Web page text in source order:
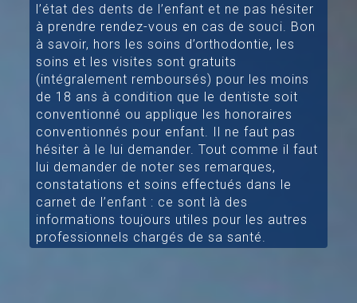
l’état des dents de l’enfant et ne pas hésiter
à prendre rendez-vous en cas de souci. Bon
à savoir, hors les soins d’orthodontie, les
soins et les visites sont gratuits
(intégralement remboursés) pour les moins
de 18 ans à condition que le dentiste soit
conventionné ou applique les honoraires
conventionnés pour enfant. Il ne faut pas
hésiter à le lui demander. Tout comme il faut
lui demander de noter ses remarques,
constatations et soins effectués dans le
carnet de l’enfant : ce sont là des
informations toujours utiles pour les autres
professionnels chargés de sa santé.